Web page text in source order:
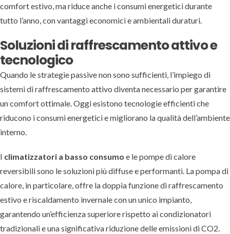
comfort estivo, ma riduce anche i consumi energetici durante
tutto l’anno, con vantaggi economici e ambientali duraturi.
Soluzioni di raffrescamento attivo e
tecnologico
Quando le strategie passive non sono sufficienti, l’impiego di
sistemi di raffrescamento attivo diventa necessario per garantire
un comfort ottimale. Oggi esistono tecnologie efficienti che
riducono i consumi energetici e migliorano la qualità dell’ambiente
interno.
I climatizzatori a basso consumo e le pompe di calore
reversibili sono le soluzioni più diffuse e performanti. La pompa di
calore, in particolare, offre la doppia funzione di raffrescamento
estivo e riscaldamento invernale con un unico impianto,
garantendo un’efficienza superiore rispetto ai condizionatori
tradizionali e una significativa riduzione delle emissioni di CO2.